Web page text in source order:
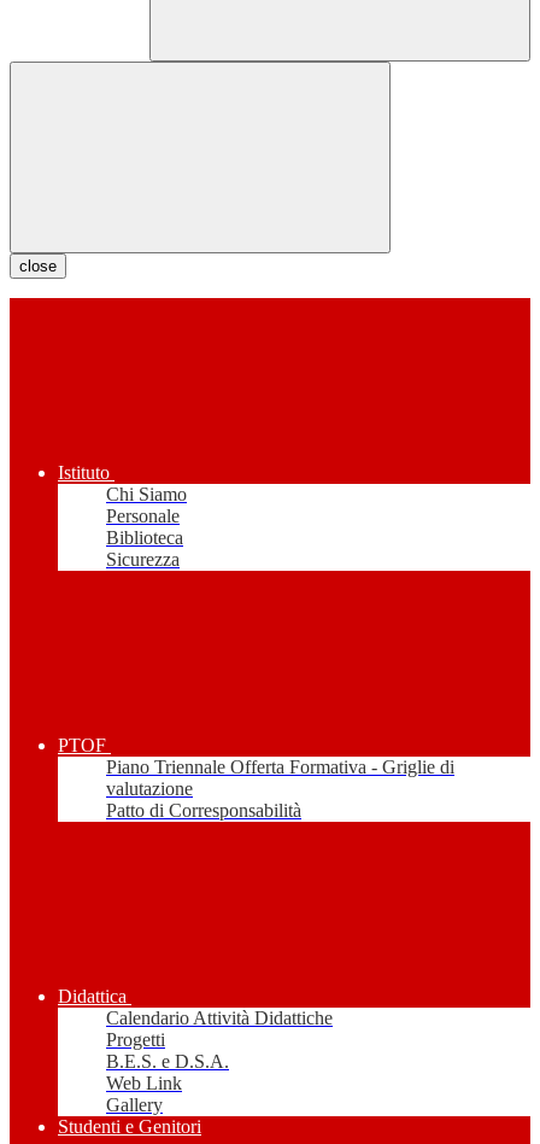
close
Istituto
Chi Siamo
Personale
Biblioteca
Sicurezza
PTOF
Piano Triennale Offerta Formativa - Griglie di
valutazione
Patto di Corresponsabilità
Didattica
Calendario Attività Didattiche
Progetti
B.E.S. e D.S.A.
Web Link
Gallery
Studenti e Genitori